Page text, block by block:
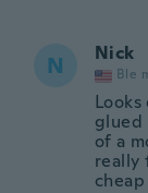
N Nick
Ble
glued
of a
really
cheap